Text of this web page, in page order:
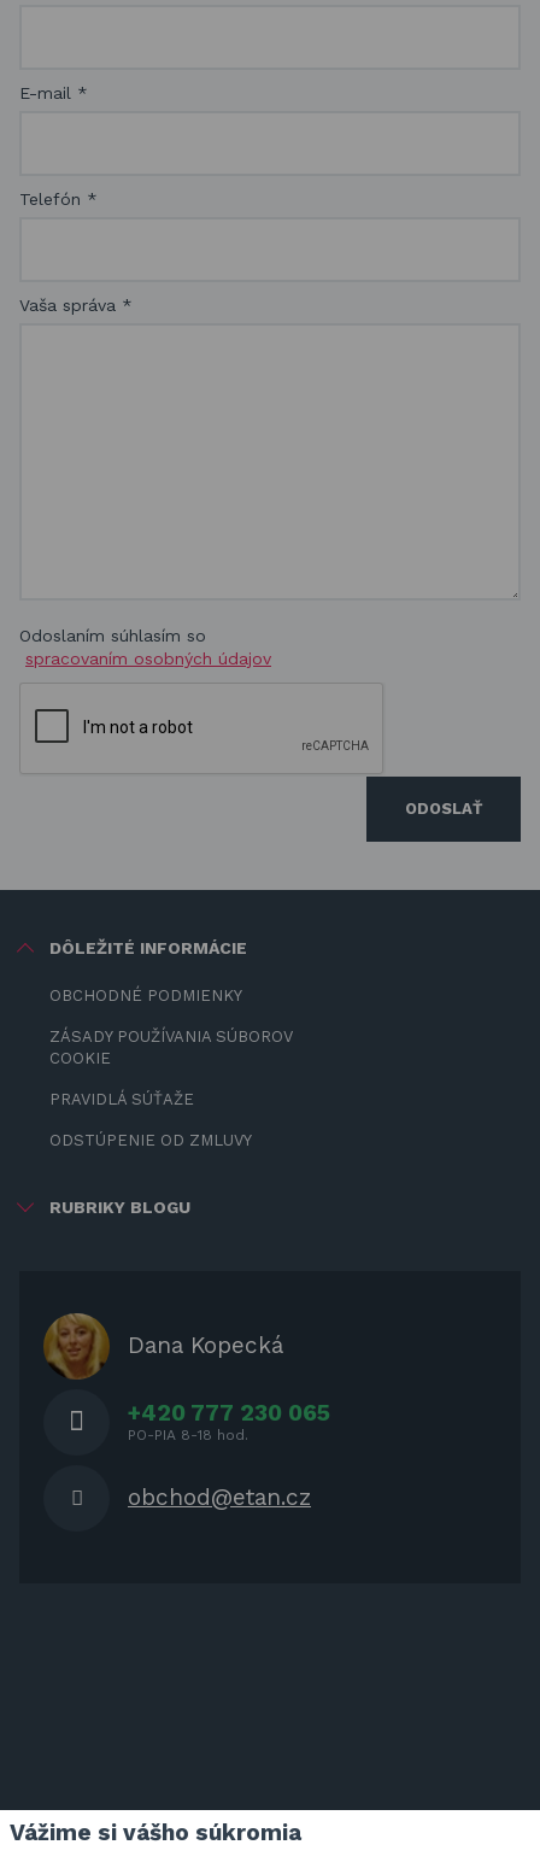
E-mail *
Telefón *
Vaša správa *
Odoslaním súhlasím so
spracovaním osobných údajov
ODOSLAŤ
DÔLEŽITÉ INFORMÁCIE
OBCHODNÉ PODMIENKY
ZÁSADY POUŽÍVANIA SÚBOROV
COOKIE
PRAVIDLÁ SÚŤAŽE
ODSTÚPENIE OD ZMLUVY
RUBRIKY BLOGU
OCHRANNÉ KRYTY PRE
ZÁHRADNÝ NÁBYTOK
Dana Kopecká
+420 777 230 065
PO-PIA 8-18 hod.
obchod@etan.cz
Vážime si vášho súkromia